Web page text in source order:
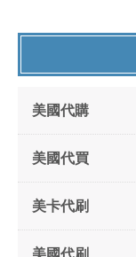
美國代購
美國代買
美卡代刷